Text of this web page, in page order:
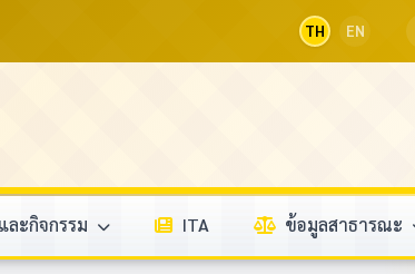
TH EN
ละกิจกรรม ITA ข้อมูลสาธารณะ